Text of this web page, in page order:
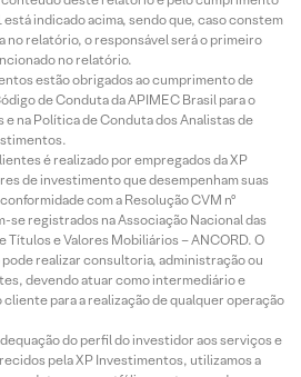
está indicado acima, sendo que, caso constem
no relatório, o responsável será o primeiro
no relatório.
estão obrigados ao cumprimento de
de Conduta da APIMEC Brasil para o
na Política de Conduta dos Analistas de
é realizado por empregados da XP
de investimento que desempenham suas
com a Resolução CVM nº
se registrados na Associação Nacional das
e Valores Mobiliários – ANCORD. O
realizar consultoria, administração ou
devendo atuar como intermediário e
para a realização de qualquer operação
do perfil do investidor aos serviços e
pela XP Investimentos, utilizamos a